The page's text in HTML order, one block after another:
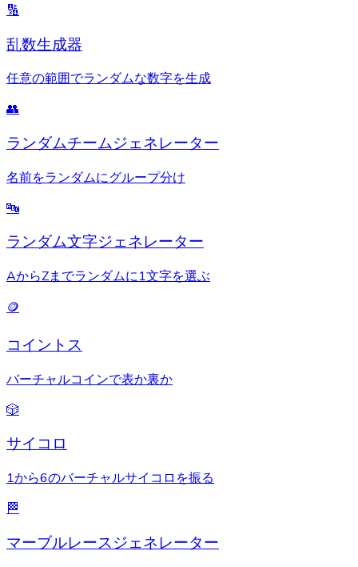
🔢
乱数生成器
任意の範囲でランダムな数字を生成
👥
ランダムチームジェネレーター
名前をランダムにグループ分け
🔤
ランダム文字ジェネレーター
AからZまでランダムに1文字を選ぶ
🪙
コイントス
バーチャルコインで表か裏か
🎲
サイコロ
1から6のバーチャルサイコロを振る
🏁
マーブルレースジェネレーター